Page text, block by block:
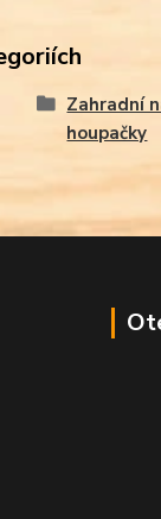
Zahradní
houpačky